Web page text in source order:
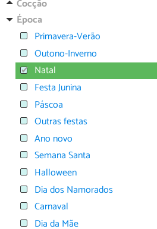
Cocção
Época
Primavera-Verão
Outono-Inverno
Natal
Festa Junina
Páscoa
Outras festas
Ano novo
Semana Santa
Halloween
Dia dos Namorados
Carnaval
Dia da Mãe